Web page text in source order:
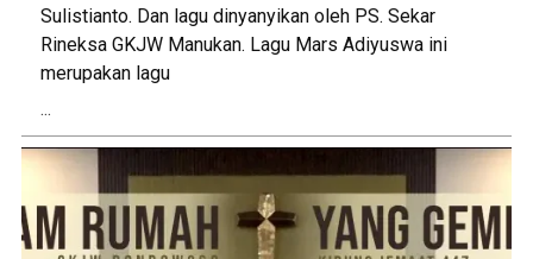
Sulistianto. Dan lagu dinyanyikan oleh PS. Sekar
Rineksa GKJW Manukan. Lagu Mars Adiyuswa ini
merupakan lagu
...